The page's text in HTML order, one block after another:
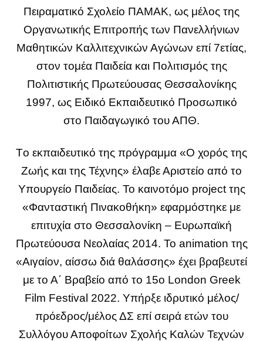
Πειραματικό Σχολείο ΠΑΜΑΚ, ως μέλος της
Οργανωτικής Επιτροπής των Πανελλήνιων
Μαθητικών Καλλιτεχνικών Αγώνων επί 7ετίας,
στον τομέα Παιδεία και Πολιτισμός της
Πολιτιστικής Πρωτεύουσας Θεσσαλονίκης
1997, ως Ειδικό Εκπαιδευτικό Προσωπικό
στο Παιδαγωγικό του ΑΠΘ.
Tο εκπαιδευτικό της πρόγραμμα «Ο χορός της
Ζωής και της Τέχνης» έλαβε Αριστείο από το
Υπουργείο Παιδείας. Το καινοτόμο project της
«Φανταστική Πινακοθήκη» εφαρμόστηκε με
επιτυχία στο Θεσσαλονίκη – Ευρωπαϊκή
Πρωτεύουσα Νεολαίας 2014. To animation της
«Αιγαίον, αίσσω διά θαλάσσης» έχει βραβευτεί
με το Α΄ Βραβείο από το 15ο London Greek
Film Festival 2022. Υπήρξε ιδρυτικό μέλος/
πρόεδρος/μέλος ΔΣ επί σειρά ετών του
Συλλόγου Αποφοίτων Σχολής Καλών Τεχνών